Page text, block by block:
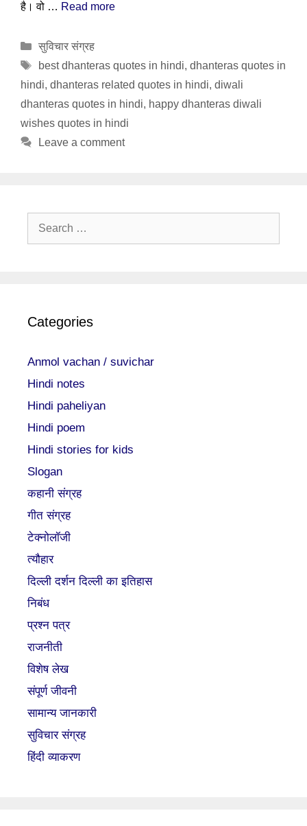
है। वो … Read more
Categories
सुविचार संग्रह
Tags
best dhanteras quotes in hindi, dhanteras quotes in
hindi, dhanteras related quotes in hindi, diwali
dhanteras quotes in hindi, happy dhanteras diwali
wishes quotes in hindi
Leave a comment
Search
Categories
Anmol vachan / suvichar
Hindi notes
Hindi paheliyan
Hindi poem
Hindi stories for kids
Slogan
कहानी संग्रह
गीत संग्रह
टेक्नोलॉजी
त्यौहार
दिल्ली दर्शन दिल्ली का इतिहास
निबंध
प्रश्न पत्र
राजनीती
विशेष लेख
संपूर्ण जीवनी
सामान्य जानकारी
सुविचार संग्रह
हिंदी व्याकरण